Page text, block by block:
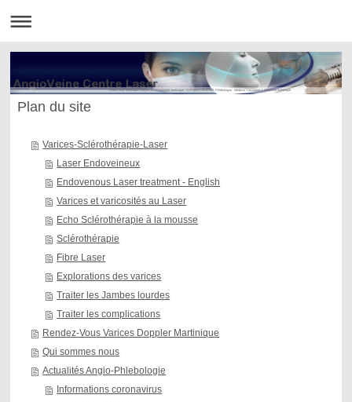
Centre Laser esthetique varices amincissement martinique - Dr Patrick HELEINE Phlébologue - Médecin Vasculaire & Médecine esthétique
Plan du site
Varices-Sclérothérapie-Laser
Laser Endoveineux
Endovenous Laser treatment - English
Varices et varicosités au Laser
Echo Sclérothérapie à la mousse
Sclérothérapie
Fibre Laser
Explorations des varices
Traiter les Jambes lourdes
Traiter les complications
Rendez-Vous Varices Doppler Martinique
Qui sommes nous
Actualités Angio-Phlebologie
Informations coronavirus